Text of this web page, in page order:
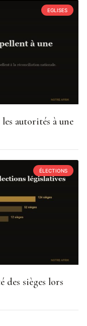
EGLISES
autorités à une
ÉLECTIONS
des sièges lors